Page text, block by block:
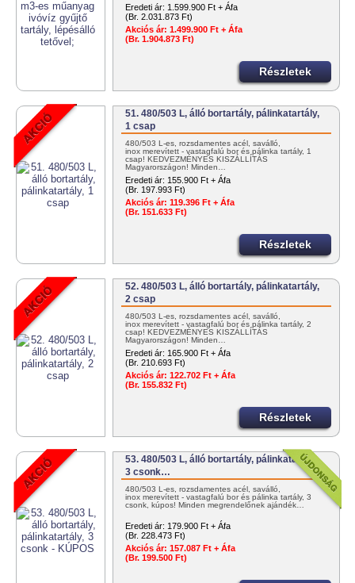
Eredeti ár: 1.599.900 Ft + Áfa
(Br. 2.031.873 Ft)
Akciós ár: 1.499.900 Ft + Áfa
(Br. 1.904.873 Ft)
Részletek
51. 480/503 L, álló bortartály, pálinkatartály,
1 csap
480/503 L-es, rozsdamentes acél, saválló,
inox merevített - vastagfalú bor és pálinka tartály, 1
csap! KEDVEZMÉNYES KISZÁLLÍTÁS
Magyarországon! Minden…
Eredeti ár: 155.900 Ft + Áfa
(Br. 197.993 Ft)
Akciós ár: 119.396 Ft + Áfa
(Br. 151.633 Ft)
Részletek
52. 480/503 L, álló bortartály, pálinkatartály,
2 csap
480/503 L-es, rozsdamentes acél, saválló,
inox merevített - vastagfalú bor és pálinka tartály, 2
csap! KEDVEZMÉNYES KISZÁLLÍTÁS
Magyarországon! Minden…
Eredeti ár: 165.900 Ft + Áfa
(Br. 210.693 Ft)
Akciós ár: 122.702 Ft + Áfa
(Br. 155.832 Ft)
Részletek
53. 480/503 L, álló bortartály, pálinkatartály,
3 csonk…
480/503 L-es, rozsdamentes acél, saválló,
inox merevített - vastagfalú bor és pálinka tartály, 3
csonk, kúpos! Minden megrendelőnek ajándék…
Eredeti ár: 179.900 Ft + Áfa
(Br. 228.473 Ft)
Akciós ár: 157.087 Ft + Áfa
(Br. 199.500 Ft)